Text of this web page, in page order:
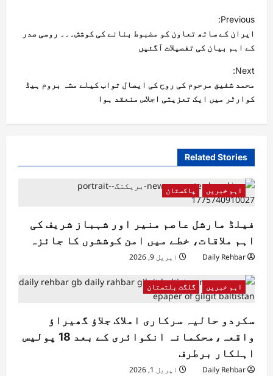
Previous:
ایران کے ساتھ تعاون کو مضبوط بنانے کی کوشش۔۔۔ روسی صدر
کے اہم بیان کی تفصیلات آگئیں
Next:
محمد شفیق مرحوم کی روح کی ایصال ثواب کیلے مشہ بروم ہیڈ
کوارٹر میں ایک تعزیتی اجلاس منعقد ہوا
Related Stories
اہم خبریں پاکستان
فیلڈ مارشل عاصم منیر اور شہباز شریف کی
اہم ملاقات، خطے میں امن کوششوں کا جائزہ
Daily Rehbar اپریل 9, 2026
اہم خبریں گلگت بلتستان
سکردو حالیہ سرکاری املاک جلاؤ گھیراؤ
واقعہ،محکمانہ انکوائری کے بعد 18 پولیس
اہلکار برطرف
Daily Rehbar اپریل 1, 2026